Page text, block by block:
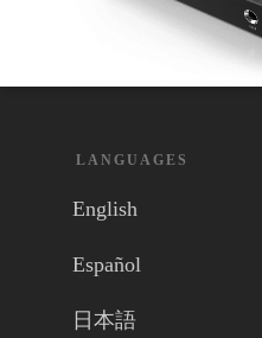
LANGUAGES
English
Español
日本語